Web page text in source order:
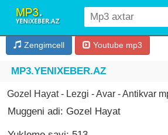
Zengimcell Youtube mp3
MP3.YENIXEBER.AZ
Gozel Hayat - Lezgi - Avar - Antikvar
Muggeni adi: Gozel Hayat